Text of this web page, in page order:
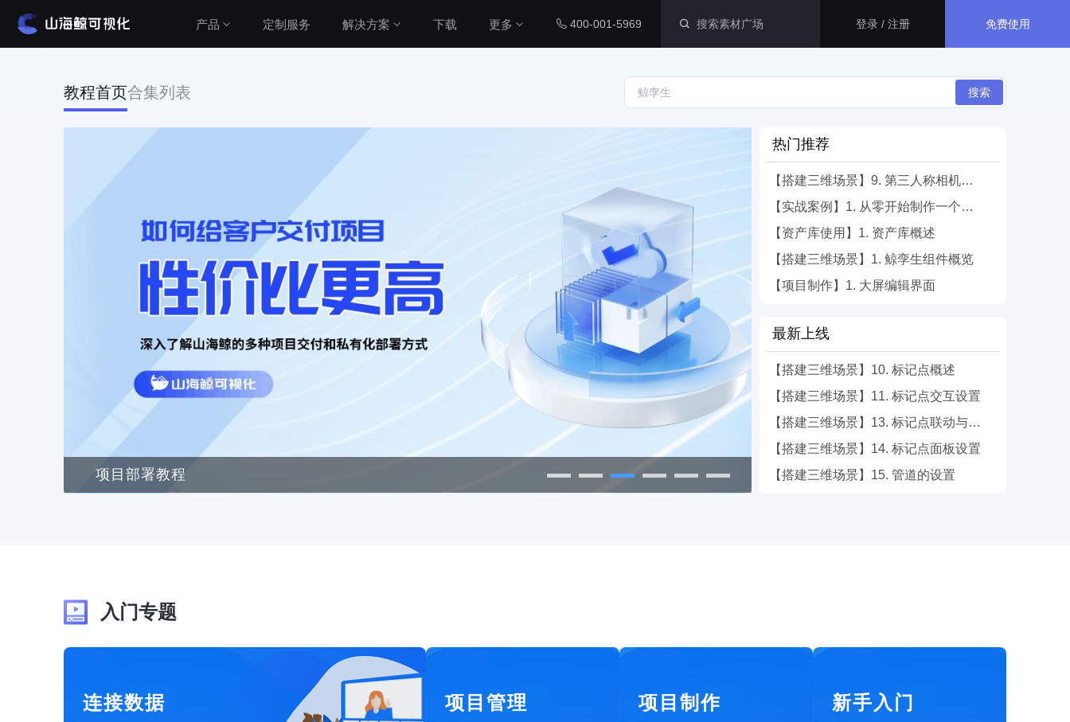
产品
产品介绍
山海鲸围绕数据可视化打造了整套产品矩阵，实
公有云（在线使用）
无需安装，随时随地打开即可使用
私有云（软件下载）
数据模型均在本地，安全可控
二维孪生
内置地图展示组件
资产库
大屏演示APP
大小屏互动移动端
Blender插件
v0.2.0（适用于blender3.3及以上版本）
数据管家
零代码轻松完成数据接入和数据处理
一站式三维 GIS 处理工具
斑斑低代码
完全免费的低代码平台
瓦石物联
轻装3D
模型轻量化处理工具
定制服务 解决方案
解决方案
社区各个系统的数据源，将社区
党建等进行了统一管理，从而提
升了数据维度，实现了更加直
观、更加精细化的社区管理，从
而能够全面提升社区管理水平本
系统通过数字孪生技术，整合社
区各个系统的数据源，将社区运
维数据、IoT设备数据与三维城
市空间数据相结合，对社区周围
环境以及内部物业管理和社区党
建等进行了统一管理，从而提升
了数据维度，实现了更加直观、
更加精细化的社区管理，从而能
够全面提升社区管理水平。
资源管理和安防的相关信息，最
终得出此智慧医院综合管理平
台。
本系统通过数字孪生技术，整合
工厂各个系统的数据源，将工厂
内部数据、IOT设备数据与工厂
三维空间数据相结合，对厂区、
厂房、生产线进行统一管理，提
升数据维度，实现更加直观、更
加精细化的工厂管理，全面提升
工厂管理水平。
智慧医保解决方案
通过数字孪生技术， 将二维数据
与三维GIS空间数据相结合，不
仅可以全面接入现有医保的各项
管理数据。
科技风园区解决方案
高度融合园区多种数据资源，运
用3D技术制作园区三维模型，对
园区产业、资产、基础设施、能
效、安防等领域的关键指标进行
综合监测分析，打造智慧园区管
理一张图，实现更加高效科学的
园区管理，全面提升园区管理水
通过数字孪生技术，本系统巧妙
地整合了校园内各个系统的数据
数据与三维校园空间数据相融
合，不仅实现了对校园周围环境
和内部设施的统一管理，还让校
园管理更加直观、精细，为学校
智慧办公园区
此大屏运用了3d室外、折线图、
数据表格等组件展示了智慧办公
统计及车辆实时占用率进行分
析。并且通过平均耗电时段及项
本系统通过数字孪生技术，整合
社区各个系统的数据源，将社区
城市空间数据相结合，对社区周
下载 更多 400-001-5969 登录 / 注册 免费使用
教程首页合集列表 搜索
项目部署教程
热门推荐
【搭建三维场景】9. 第三人称相机设置
【实战案例】1. 从零开始制作一个简单的大屏
【资产库使用】1. 资产库概述
【搭建三维场景】1. 鲸孪生组件概览
【项目制作】1. 大屏编辑界面
最新上线
【搭建三维场景】10. 标记点概述
【搭建三维场景】11. 标记点交互设置
【搭建三维场景】13. 标记点联动与选中
【搭建三维场景】14. 标记点面板设置
【搭建三维场景】15. 管道的设置
入门专题
连接数据 项目管理 项目制作 新手入门